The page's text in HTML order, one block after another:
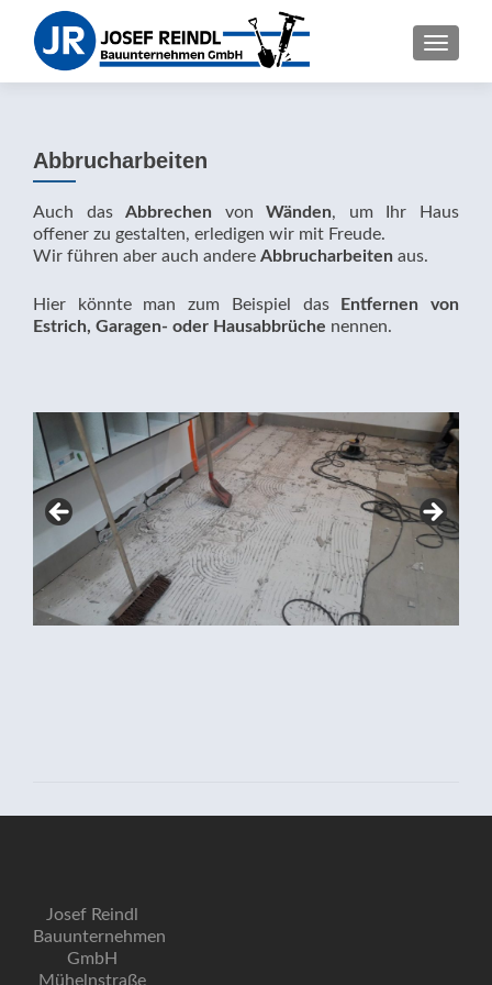
Abbrucharbeiten
Auch dasAbbrechen vonWänden, um Ihr Haus
offener zu gestalten, erledigen wir mit Freude.
Wir führen aber auch andere Abbrucharbeiten aus.
Hier könnte man zum Beispiel das
Entfernen von
Estrich, Garagen- oder Hausabbrüche nennen.
Josef Reindl
Bauunternehmen
GmbH
Mühelnstraße